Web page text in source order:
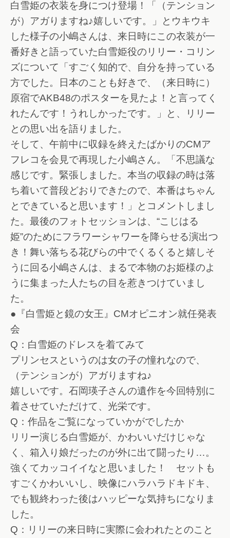
白雪姫の衣装を身につけ登場！「（テンション
が）アガりますね♪嬉しいです。」とウキウキ
した様子の小嶋さんは、来日時にこの衣装が一
番好きと語っていた白雪姫役のリリー・コリン
ズについて「すごく知的で、自分を持っている
方でした。日本のことも好きで、（来日時に）
原宿でAKB48のポスターを見たよ！と言ってく
れたんです！うれしかったです。」と、リリー
との思い出を語りました。
そして、午前中に収録を終えたばかりのCMア
フレコを会見で再現した小嶋さん。「不思議な
感じです。緊張しました。本当の収録の時は落
ち着いて普段どおりできたので、本番はちゃん
とできていると思います！」とコメントしまし
た。最後のフォトセッションは、“こじはる
姫”のためにフラワーシャワーを降らせる演出つ
き！舞い落ちる花びらの中でくるくると嬉しそ
うに回る小嶋さんは、まるで本物のお姫様のよ
うに集まった人たちの目を惹きつけていまし
た。
●『白雪姫と鏡の女王』CMオピニオン就任発表
会
Q：白雪姫のドレスを着てみて
プリンセスというのは女の子の憧れなので、
（テンションが）アガりますね♪
嬉しいです。石岡瑛子さんの遺作を今回特別に
着させていただけて、光栄です。
Q：作品をご覧になっていかがでしたか
リリー演じる白雪姫が、かわいいだけじゃな
く、箱入り娘だったのが外に出て闘ったり…。
強くてカッコイイなと思いました！ セットも
すごくかわいいし、映像にハラハラドキドキ、
でも観終わった後はハッピーな気持ちになりま
した。
Q：リリーの来日時に実際に会われたとのこと